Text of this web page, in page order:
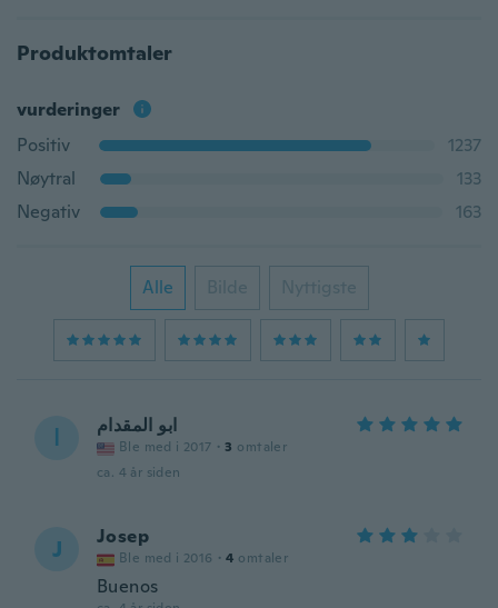
Produktomtaler
vurderinger
Positiv
1237
Nøytral
133
Negativ
163
Alle Bilde Nyttigste
ا ابو المقدام
Ble med i 2017 · 3 omtaler
ca. 4 år siden
J Josep
Ble med i 2016 · 4 omtaler
Buenos